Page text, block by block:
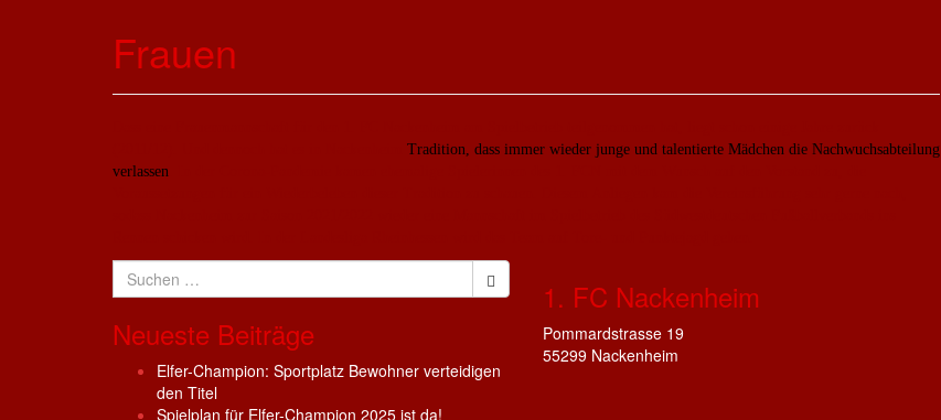
Frauen
Tradition, dass immer wieder junge und talentierte Mädchen die Nachwuchsabteilung
verlassen
Suchen
nach:
Neueste Beiträge
Elfer-Champion: Sportplatz Bewohner verteidigen
den Titel
Spielplan für Elfer-Champion 2025 ist da!
1. FC Nackenheim
Pommardstrasse 19
55299 Nackenheim